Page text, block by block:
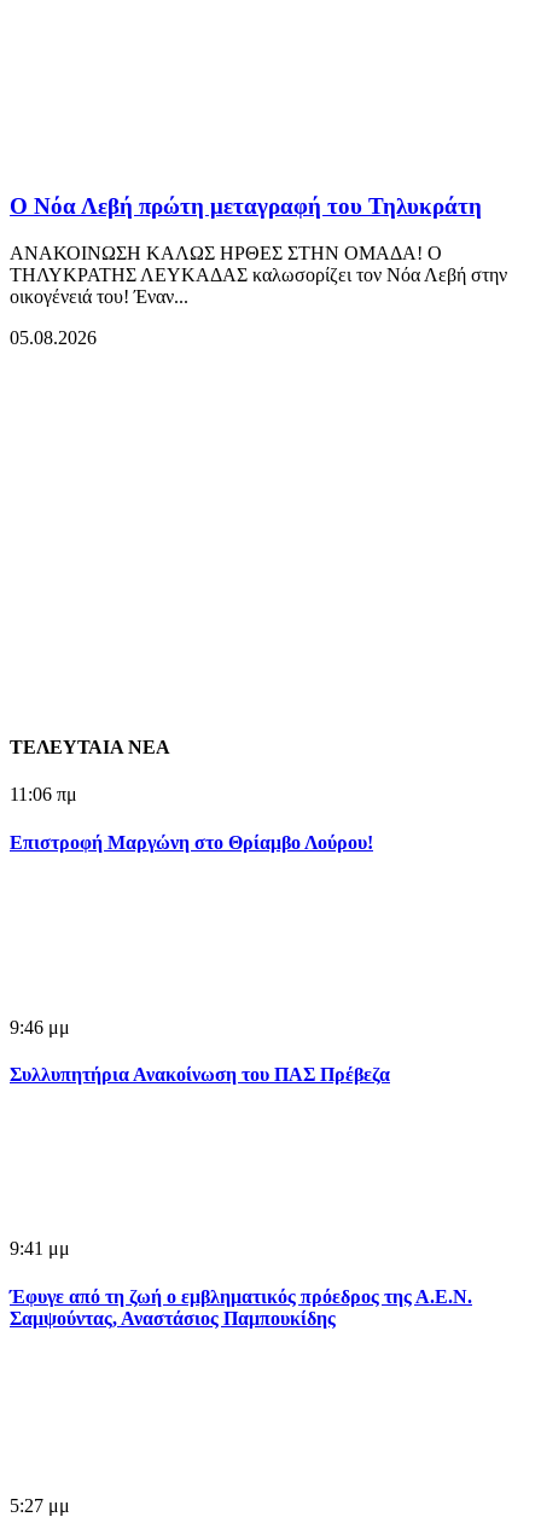
Ο Νόα Λεβή πρώτη μεταγραφή του Τηλυκράτη
ΑΝΑΚΟΙΝΩΣΗ ΚΑΛΩΣ ΗΡΘΕΣ ΣΤΗΝ ΟΜΑΔΑ! Ο
ΤΗΛΥΚΡΑΤΗΣ ΛΕΥΚΑΔΑΣ καλωσορίζει τον Νόα Λεβή στην
οικογένειά του! Έναν...
05.08.2026
ΤΕΛΕΥΤΑΙΑ ΝΕΑ
11:06 πμ
Επιστροφή Μαργώνη στο Θρίαμβο Λούρου!
9:46 μμ
Συλλυπητήρια Ανακοίνωση του ΠΑΣ Πρέβεζα
9:41 μμ
Έφυγε από τη ζωή ο εμβληματικός πρόεδρος της Α.Ε.Ν.
Σαμψούντας, Αναστάσιος Παμπουκίδης
5:27 μμ